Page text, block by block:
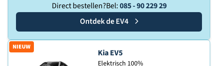
Direct bestellen?Bel:085 - 90 229 29
Ontdek deKia
EV4
NIEUW
Ontdek de
Kia EV5
Elektrisch 100%